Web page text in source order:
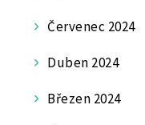
Červenec 2024
Duben 2024
Březen 2024